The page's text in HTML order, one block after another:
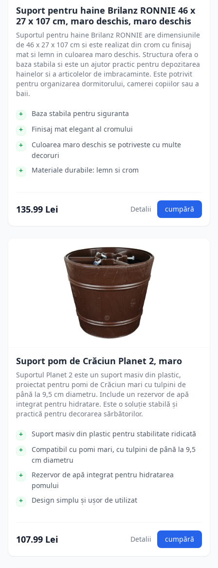
Suport pentru haine Brilanz RONNIE 46 x
27 x 107 cm, maro deschis, maro deschis
Suportul pentru haine Brilanz RONNIE are dimensiunile
de 46 x 27 x 107 cm si este realizat din crom cu finisaj
mat si lemn in culoarea maro deschis. Structura ofera o
baza stabila si este un ajutor practic pentru depozitarea
hainelor si a articolelor de imbracaminte. Este potrivit
pentru organizarea dormitorului, camerei copiilor sau a
baii.
Baza stabila pentru siguranta
Finisaj mat elegant al cromului
Culoarea maro deschis se potriveste cu multe
decoruri
Materiale durabile: lemn si crom
135.99 Lei Detalii cumpără
Suport pom de Crăciun Planet 2, maro
Suportul Planet 2 este un suport masiv din plastic,
proiectat pentru pomi de Crăciun mari cu tulpini de
până la 9,5 cm diametru. Include un rezervor de apă
integrat pentru hidratare. Este o soluție stabilă și
practică pentru decorarea sărbătorilor.
Suport masiv din plastic pentru stabilitate ridicată
Compatibil cu pomi mari, cu tulpini de până la 9,5
cm diametru
Rezervor de apă integrat pentru hidratarea
pomului
Design simplu și ușor de utilizat
107.99 Lei Detalii cumpără